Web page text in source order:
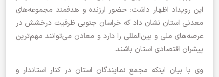
این رویداد اظهار داشت: حضور ارزنده و هدفمند مجموعه‌های
معدنی استان نشان داد که خراسان جنوبی ظرفیت درخشش در
عرصه‌های ملی و بین‌المللی را دارد و معادن می‌توانند مهم‌ترین
پیشران اقتصادی استان باشند.
وی با بیان اینکه مجمع نمایندگان استان در کنار استاندار و